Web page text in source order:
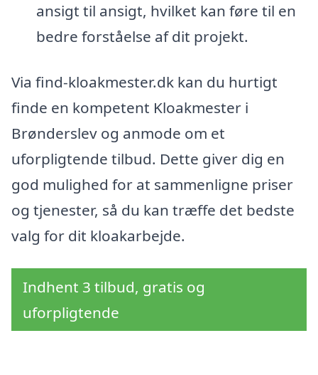
ansigt til ansigt, hvilket kan føre til en
bedre forståelse af dit projekt.
Via find-kloakmester.dk kan du hurtigt
finde en kompetent Kloakmester i
Brønderslev og anmode om et
uforpligtende tilbud. Dette giver dig en
god mulighed for at sammenligne priser
og tjenester, så du kan træffe det bedste
valg for dit kloakarbejde.
Indhent 3 tilbud, gratis og
uforpligtende